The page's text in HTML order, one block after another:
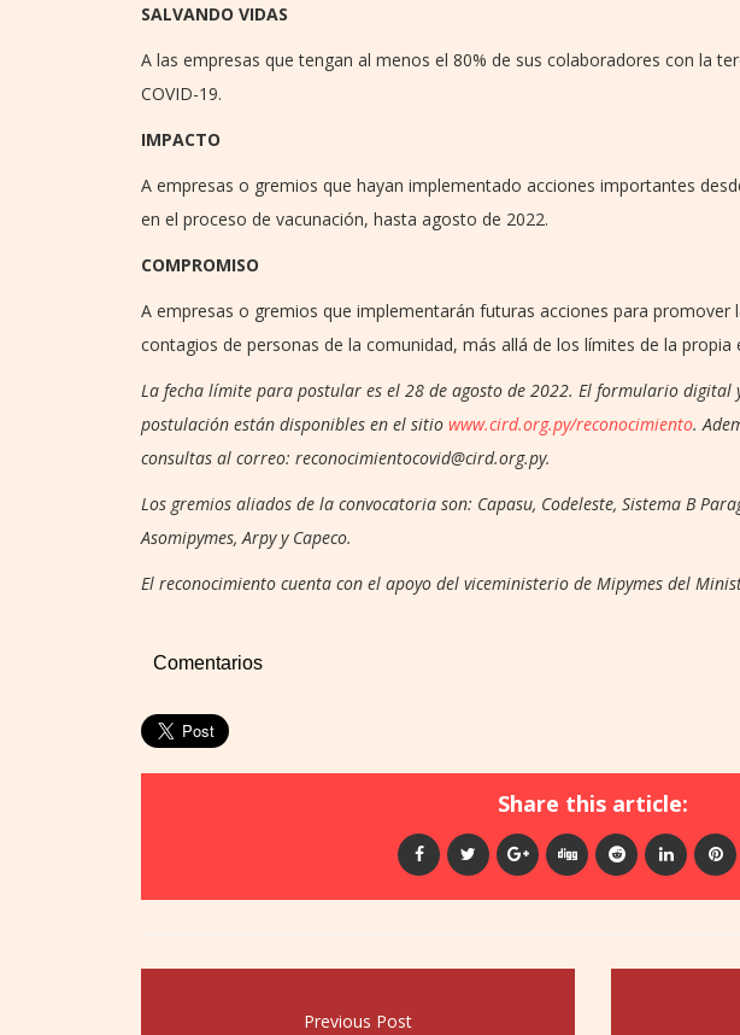
SALVANDO VIDAS
A las empresas que tengan al menos el 80% de sus colaboradores con la
COVID-19.
IMPACTO
A empresas o gremios que hayan implementado acciones importantes
en el proceso de vacunación, hasta agosto de 2022.
COMPROMISO
A empresas o gremios que implementarán futuras acciones para promover
contagios de personas de la comunidad, más allá de los límites de la propia
La fecha límite para postular es el 28 de agosto de 2022. El formulario digital
postulación están disponibles en el sitio www.cird.org.py/reconocimiento.
consultas al correo: reconocimientocovid@cird.org.py.
Los gremios aliados de la convocatoria son: Capasu, Codeleste, Sistema B
Asomipymes, Arpy y Capeco.
El reconocimiento cuenta con el apoyo del viceministerio de Mipymes del
Comentarios
Share this article:
Previous Post